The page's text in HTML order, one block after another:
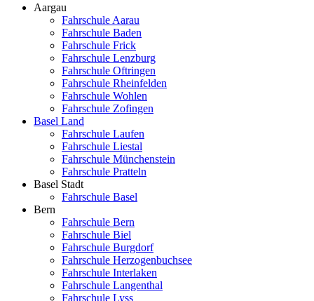
Aargau
Fahrschule Aarau
Fahrschule Baden
Fahrschule Frick
Fahrschule Lenzburg
Fahrschule Oftringen
Fahrschule Rheinfelden
Fahrschule Wohlen
Fahrschule Zofingen
Basel Land
Fahrschule Laufen
Fahrschule Liestal
Fahrschule Münchenstein
Fahrschule Pratteln
Basel Stadt
Fahrschule Basel
Bern
Fahrschule Bern
Fahrschule Biel
Fahrschule Burgdorf
Fahrschule Herzogenbuchsee
Fahrschule Interlaken
Fahrschule Langenthal
Fahrschule Lyss